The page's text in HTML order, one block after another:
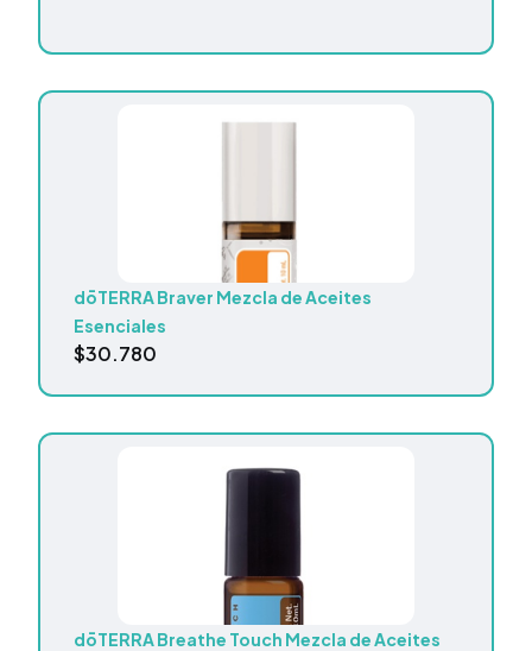
dōTERRA Braver Mezcla de Aceites
Esenciales
$30.780
dōTERRA Breathe Touch Mezcla de Aceites